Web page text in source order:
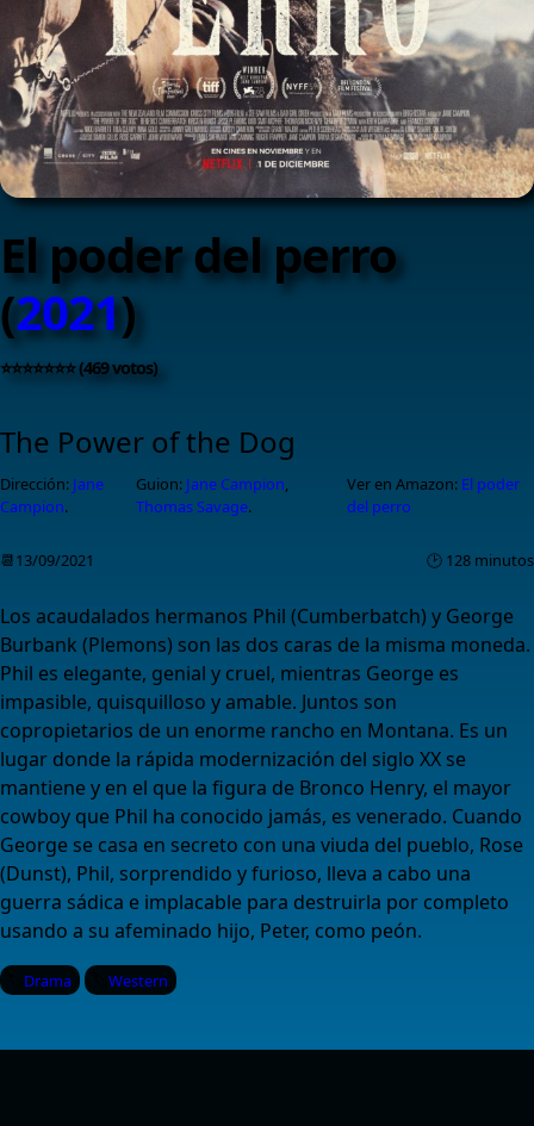
El poder del perro
(2021)
⭐⭐⭐⭐⭐⭐⭐ (469 votos)
The Power of the Dog
Dirección: Jane
Campion.
Guion: Jane Campion,
Thomas Savage.
Ver en Amazon: El poder
del perro
📆13/09/2021 🕑 128 minutos
Los acaudalados hermanos Phil (Cumberbatch) y George
Burbank (Plemons) son las dos caras de la misma moneda.
Phil es elegante, genial y cruel, mientras George es
impasible, quisquilloso y amable. Juntos son
copropietarios de un enorme rancho en Montana. Es un
lugar donde la rápida modernización del siglo XX se
mantiene y en el que la figura de Bronco Henry, el mayor
cowboy que Phil ha conocido jamás, es venerado. Cuando
George se casa en secreto con una viuda del pueblo, Rose
(Dunst), Phil, sorprendido y furioso, lleva a cabo una
guerra sádica e implacable para destruirla por completo
usando a su afeminado hijo, Peter, como peón.
Drama Western